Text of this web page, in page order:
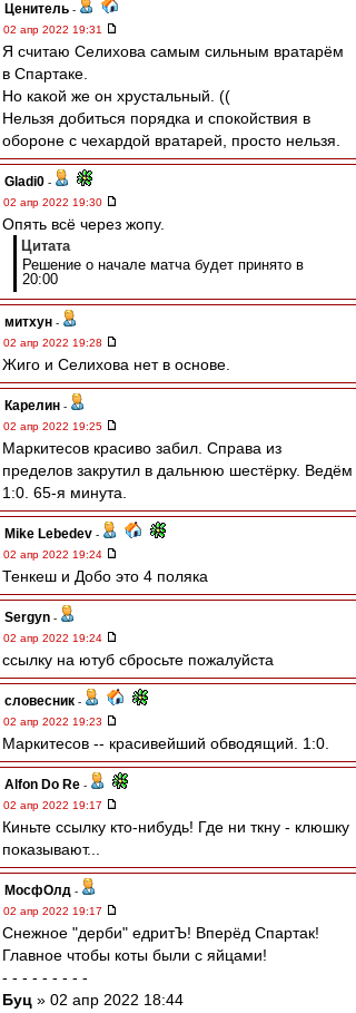
Ценитель -
02 апр 2022 19:31
Я считаю Селихова самым сильным вратарём
в Спартаке.
Но какой же он хрустальный. ((
Нельзя добиться порядка и спокойствия в
обороне с чехардой вратарей, просто нельзя.
Gladi0 -
02 апр 2022 19:30
Опять всё через жопу.
Цитата
Решение о начале матча будет принято в
20:00
митхун -
02 апр 2022 19:28
Жиго и Селихова нет в основе.
Карелин -
02 апр 2022 19:25
Маркитесов красиво забил. Справа из
пределов закрутил в дальнюю шестёрку. Ведём
1:0. 65-я минута.
Mike Lebedev -
02 апр 2022 19:24
Тенкеш и Добо это 4 поляка
Sergyn -
02 апр 2022 19:24
ссылку на ютуб сбросьте пожалуйста
словесник -
02 апр 2022 19:23
Маркитесов -- красивейший обводящий. 1:0.
Alfon Do Re -
02 апр 2022 19:17
Киньте ссылку кто-нибудь! Где ни ткну - клюшку
показывают...
МосфОлд -
02 апр 2022 19:17
Снежное "дерби" едритЪ! Вперёд Спартак!
Главное чтобы коты были с яйцами!
- - - - - - - - -
Буц » 02 апр 2022 18:44